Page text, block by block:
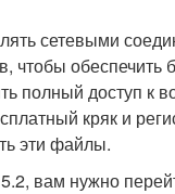
сетевыми
чтобы обеспечить
полный доступ к
кряк и
эти файлы.
вам нужно